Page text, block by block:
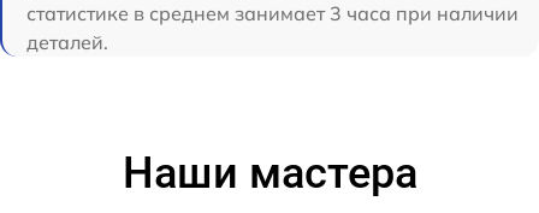
статистике в среднем занимает 3 часа при наличии
деталей.
Наши мастера